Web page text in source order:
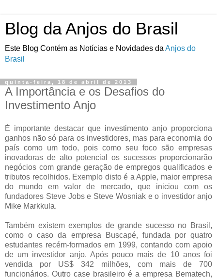
Blog da Anjos do Brasil
Este Blog Contém as Notícias e Novidades da Anjos do
Brasil
quinta-feira, 18 de abril de 2013
A Importância e os Desafios do
Investimento Anjo
É importante destacar que investimento anjo proporciona
ganhos não só para os investidores, mas para economia do
país como um todo, pois como seu foco são empresas
inovadoras de alto potencial os sucessos proporcionarão
negócios com grande geração de empregos qualificados e
tributos recolhidos. Exemplo disto é a Apple, maior empresa
do mundo em valor de mercado, que iniciou com os
fundadores Steve Jobs e Steve Wosniak e o investidor anjo
Mike Markkula.
Também existem exemplos de grande sucesso no Brasil,
como o caso da empresa Buscapé, fundada por quatro
estudantes recém-formados em 1999, contando com apoio
de um investidor anjo. Após pouco mais de 10 anos foi
vendida por US$ 342 milhões, com mais de 700
funcionários. Outro case brasileiro é a empresa Bematech,